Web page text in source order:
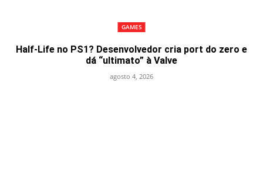
GAMES
Half-Life no PS1? Desenvolvedor cria port do zero e
dá “ultimato” à Valve
agosto 4, 2026